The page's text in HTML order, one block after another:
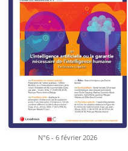
N°6 - 6 février 2026